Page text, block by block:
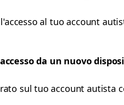
al tuo account
da un nuovo
sul tuo account autista